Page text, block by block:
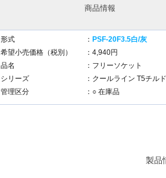
商品情報
形式 ： PSF-20F3.5白/灰
希望小売価格（税別）
：4,940円
品名
：フリーソケット
シリーズ
：クールライン T5チル
管理区分
：○ 在庫品
製品